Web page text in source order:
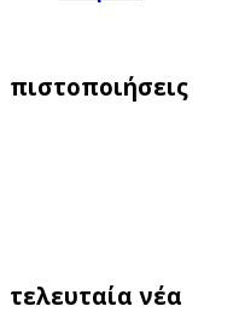
πιστοποιήσεις
τελευταία νέα